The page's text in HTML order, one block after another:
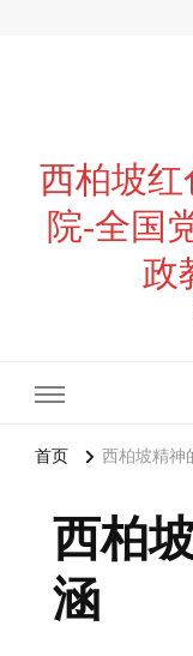
西柏坡红
院-全国
政
首页 西柏坡精神
西柏
涵